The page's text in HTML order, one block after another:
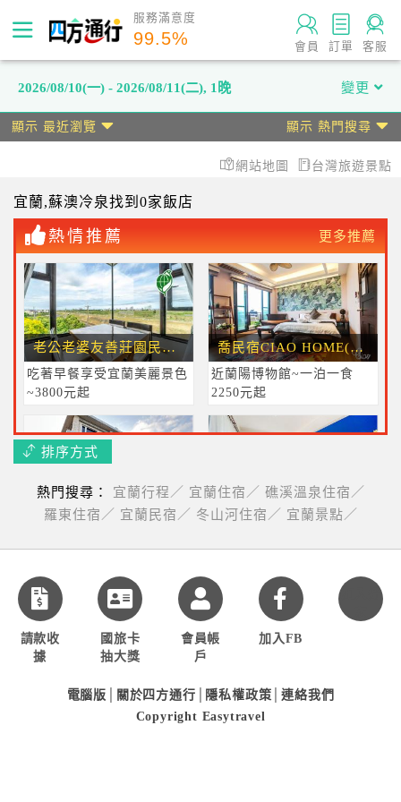
服務滿意度
99.5% 會員 訂單 客服
2026/08/10(一) - 2026/08/11(二), 1晚 變更
顯示 最近瀏覽 顯示 熱門搜尋
網站地圖 台灣旅遊景點
宜蘭,蘇澳冷泉找到0家飯店
熱情推薦 更多推薦
老公老婆友善莊園民宿【環保標章】
吃著早餐享受宜蘭美麗景色
~3800元起
喬民宿CIAO HOME(近蘭陽博物館)
近蘭陽博物館~一泊一食
2250元起
宇宇民宿 蜻蜓雅茿庭園民宿
宜蘭大成商務飯店
929元起
排序方式
熱門搜尋： 宜蘭行程／ 宜蘭住宿／ 礁溪溫泉住宿／
羅東住宿／ 宜蘭民宿／ 冬山河住宿／ 宜蘭景點／
請款收
據
國旅卡
抽大獎
會員帳
戶
加入FB
加入好
電腦版 關於四方通行 隱私權政策 │連絡我們
Copyright Easytravel